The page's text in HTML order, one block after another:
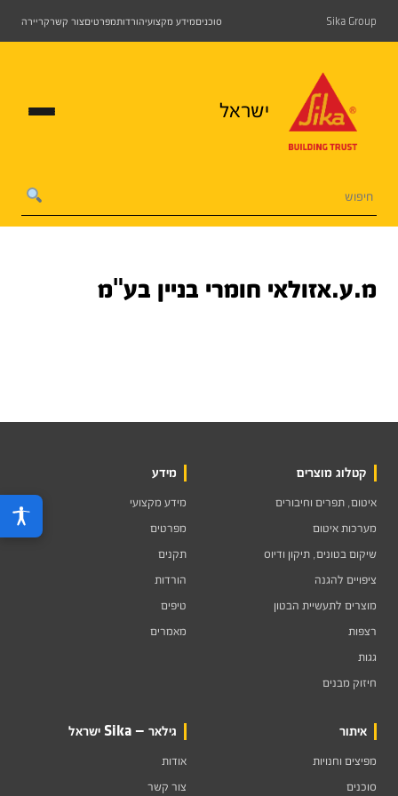
Sika Group סוכניםמידע מקצועיהורדותמפרטיםצור קשרקריירה
ישראל
מ.ע.אזולאי חומרי בניין בע"מ
קטלוג מוצרים
איטום, תפרים וחיבורים
מערכות איטום
שיקום בטונים, תיקון ודיוס
ציפויים להגנה
מוצרים לתעשיית הבטון
רצפות
גגות
חיזוק מבנים
מידע
מידע מקצועי
מפרטים
תקנים
הורדות
טיפים
מאמרים
איתור
מפיצים וחנויות
סוכנים
גילאר — Sika ישראל
אודות
צור קשר